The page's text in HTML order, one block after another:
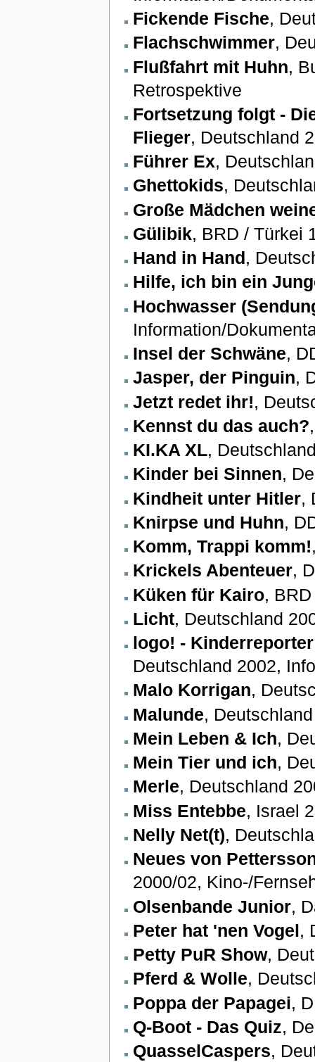
Fickende Fische,
Flachschwimmer,
Flußfahrt mit Huhn,
Retrospektive
Fortsetzung folgt -
Flieger, Deutschland
Führer Ex,
Ghettokids,
Große Mädchen
Gülibik, BRD / Türkei
Hand in Hand,
Hilfe, ich bin ein
Hochwasser
Information/
Insel der Schwäne,
Jasper, der Pinguin,
Jetzt redet ihr!,
Kennst du das auch?
KI.KA XL,
Kinder bei Sinnen,
Kindheit unter Hitler,
Knirpse und Huhn,
Komm, Trappi komm!
Krickels Abenteuer,
Küken für Kairo,
Licht, Deutschland
logo! -
Deutschland 2002,
Malo Korrigan,
Malunde,
Mein Leben & Ich,
Mein Tier und ich,
Merle, Deutschland
Miss Entebbe, Israel
Nelly Net(t),
Neues von
2000/02, Kino-/
Olsenbande Junior,
Peter hat 'nen Vogel,
Petty PuR Show,
Pferd & Wolle,
Poppa der Papagei,
Q-Boot - Das Quiz,
QuasselCaspers,